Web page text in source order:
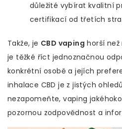
důležité vybírat kvalitní
certifikací od třetích
Takže, je CBD vaping horší než
je těžké říct jednoznačnou
konkrétní osobě a jejích
inhalace CBD je z jistých
nezapomeňte, vaping
pozornou zodpovědnost a